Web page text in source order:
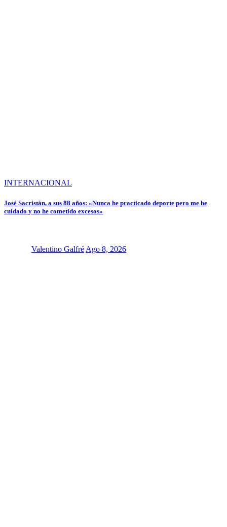
INTERNACIONAL
José Sacristán, a sus 88 años: «Nunca he practicado deporte pero me he
cuidado y no he cometido excesos»
Valentino Galfré Ago 8, 2026